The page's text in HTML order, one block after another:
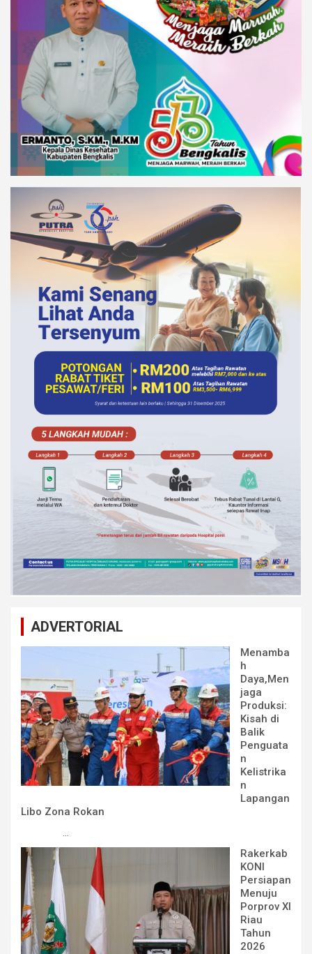
ADVERTORIAL
Menamba
h
Daya,Men
jaga
Produksi:
Kisah di
Balik
Penguata
n
Kelistrika
n
Lapangan
Libo Zona Rokan
...
Rakerkab
KONI
Persiapan
Menuju
Porprov XI
Riau
Tahun
2026